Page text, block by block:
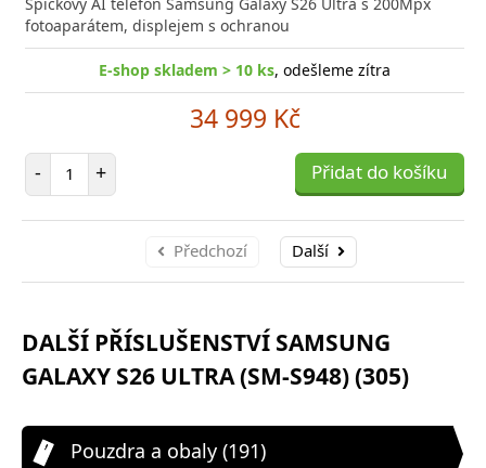
fotoaparátem, displejem s ochranou
E-shop skladem > 10 ks, odešleme zítra
34 999 Kč
- Počet položek
+ Přidat do košíku
Předchozí Další
DALŠÍ PŘÍSLUŠENSTVÍ SAMSUNG
GALAXY S26 ULTRA (SM-S948) (305)
Pouzdra a obaly (191)